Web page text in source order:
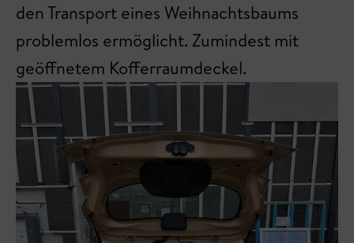
den Transport eines Weihnachtsbaums
problemlos ermöglicht. Zumindest mit
geöffnetem Kofferraumdeckel.